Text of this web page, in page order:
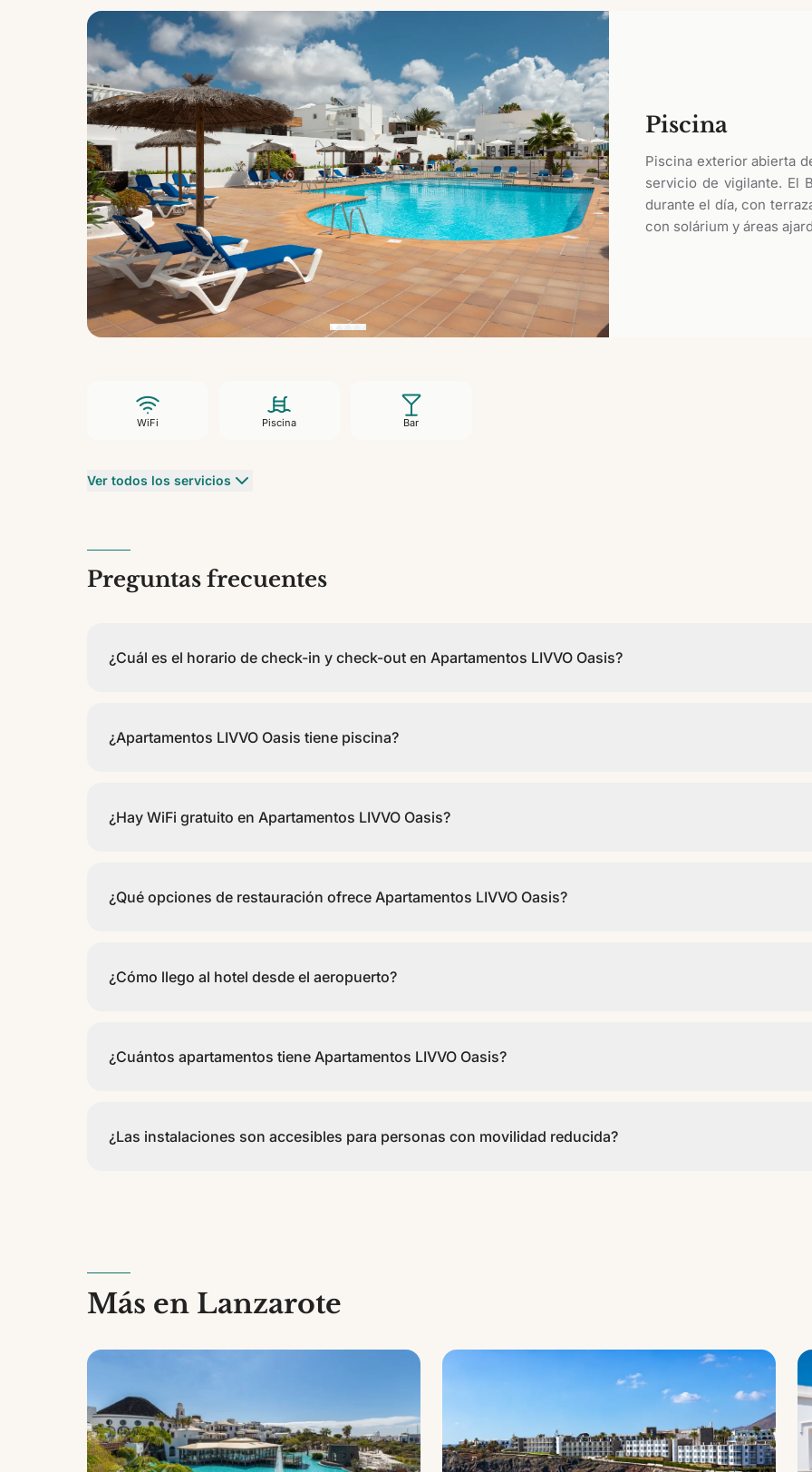
Piscina
Piscina exterior abierta
servicio de vigilante. El
durante el día, con
con solárium y áreas
WiFi Piscina Bar
Ver todos los servicios
Preguntas frecuentes
¿Cuál es el horario de check-in y check-out en Apartamentos LIVVO Oasis?
¿Apartamentos LIVVO Oasis tiene piscina?
¿Hay WiFi gratuito en Apartamentos LIVVO Oasis?
¿Qué opciones de restauración ofrece Apartamentos LIVVO Oasis?
¿Cómo llego al hotel desde el aeropuerto?
¿Cuántos apartamentos tiene Apartamentos LIVVO Oasis?
¿Las instalaciones son accesibles para personas con movilidad reducida?
Más en Lanzarote